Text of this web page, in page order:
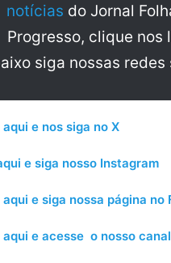
notícias do Jornal
Progresso, clique nos
siga nossas redes
e nos siga no X
e siga nosso Instagram
aqui e siga nossa página no
aqui e acesse o nosso